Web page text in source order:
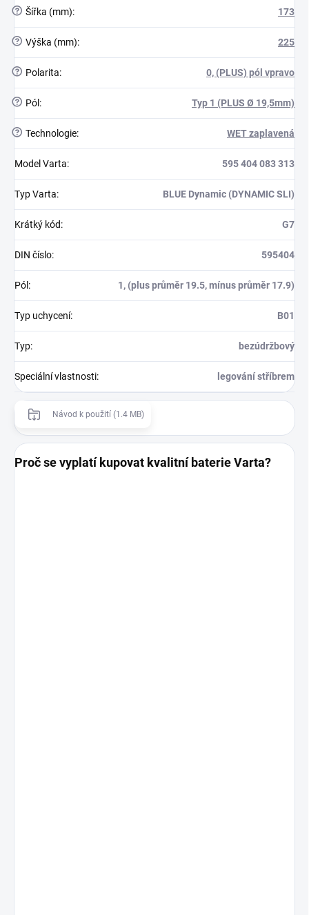
? Šířka (mm): 173
? Výška (mm): 225
? Polarita: 0, (PLUS) pól vpravo
? Pól: Typ 1 (PLUS Ø 19,5mm)
? Technologie: WET zaplavená
Model Varta: 595 404 083 313
Typ Varta: BLUE Dynamic (DYNAMIC SLI)
Krátký kód: G7
DIN číslo: 595404
Pól: 1, (plus průměr 19.5, mínus průměr 17.9)
Typ uchycení: B01
Typ: bezúdržbový
Speciální vlastnosti: legování stříbrem
Návod k použití (1.4 MB)
Proč se vyplatí kupovat kvalitní baterie Varta?